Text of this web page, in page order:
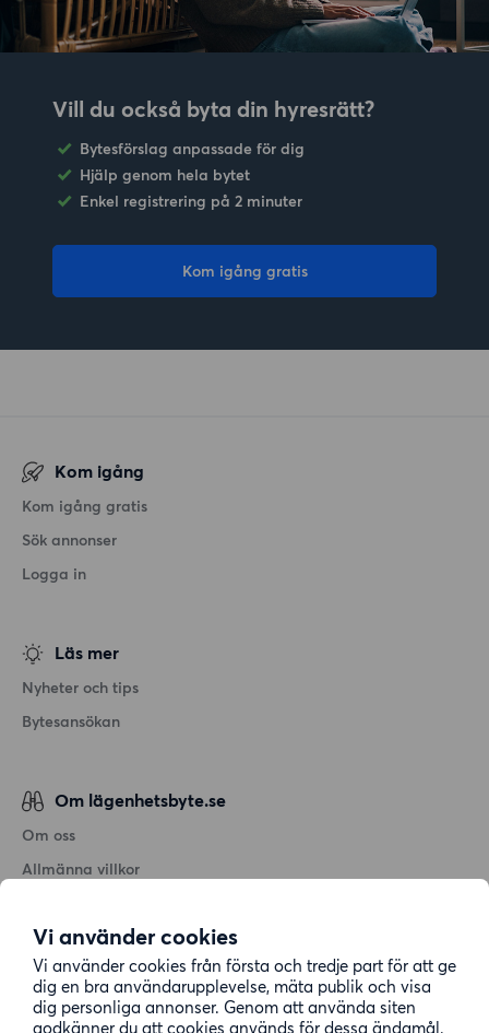
Vi använder cookies
Vi använder cookies från första och tredje part för att ge
dig en bra användarupplevelse, mäta publik och visa
dig personliga annonser. Genom att använda siten
godkänner du att cookies används för dessa ändamål.
Vill du också byta din hyresrätt?
Bytesförslag anpassade för dig
Hjälp genom hela bytet
Enkel registrering på 2 minuter
Kom igång gratis
Kom igång
Kom igång gratis
Sök annonser
Logga in
Läs mer
Nyheter och tips
Bytesansökan
Om lägenhetsbyte.se
Om oss
Allmänna villkor
Cookiepolicy
Sitemap